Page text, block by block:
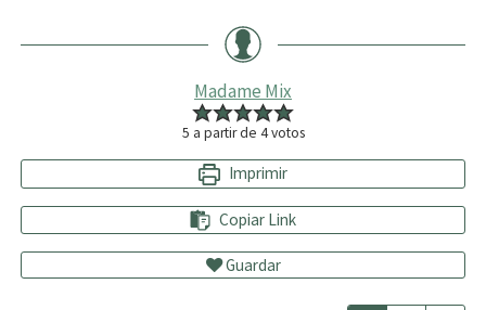
Madame Mix
5 a partir de 4votos
Imprimir
Copiar Link
Guardar